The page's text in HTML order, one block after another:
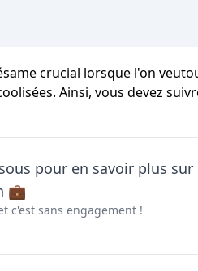
crucial lorsque l'on
Ainsi, vous devez
pour en savoir plus sur
💼
c'est sans engagement !